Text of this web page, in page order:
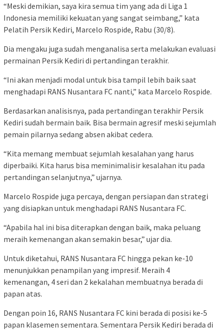
“Meski demikian, saya kira semua tim yang ada di Liga 1
Indonesia memiliki kekuatan yang sangat seimbang,” kata
Pelatih Persik Kediri, Marcelo Rospide, Rabu (30/8).
Dia mengaku juga sudah menganalisa serta melakukan evaluasi
permainan Persik Kediri di pertandingan terakhir.
“Ini akan menjadi modal untuk bisa tampil lebih baik saat
menghadapi RANS Nusantara FC nanti,” kata Marcelo Rospide.
Berdasarkan analisisnya, pada pertandingan terakhir Persik
Kediri sudah bermain baik. Bisa bermain agresif meski sejumlah
pemain pilarnya sedang absen akibat cedera.
“Kita memang membuat sejumlah kesalahan yang harus
diperbaiki. Kita harus bisa meminimalisir kesalahan itu pada
pertandingan selanjutnya,” ujarnya.
Marcelo Rospide juga percaya, dengan persiapan dan strategi
yang disiapkan untuk menghadapi RANS Nusantara FC.
“Apabila hal ini bisa diterapkan dengan baik, maka peluang
meraih kemenangan akan semakin besar,” ujar dia.
Untuk diketahui, RANS Nusantara FC hingga pekan ke-10
menunjukkan penampilan yang impresif. Meraih 4
kemenangan, 4 seri dan 2 kekalahan membuatnya berada di
papan atas.
Dengan poin 16, RANS Nusantara FC kini berada di posisi ke-5
papan klasemen sementara. Sementara Persik Kediri berada di